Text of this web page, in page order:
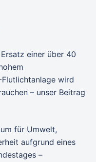
Ersatz einer über 40
wird
– unser Beitrag
für Umwelt,
aufgrund eines
–